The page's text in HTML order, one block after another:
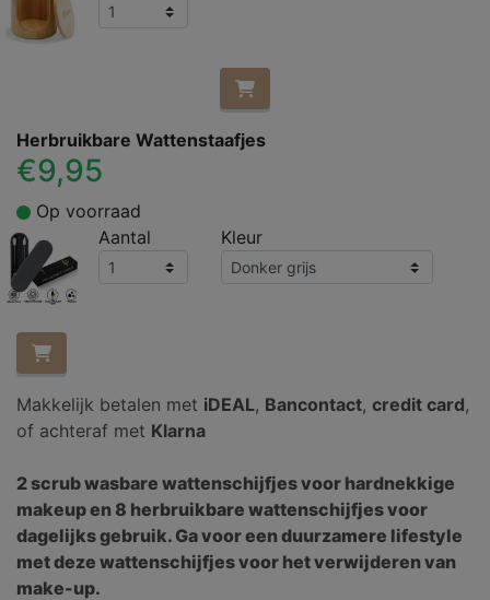
Herbruikbare Wattenstaafjes
€9,95
Op voorraad
Aantal
Kleur
Makkelijk betalen met iDEAL, Bancontact, credit card,
of achteraf met Klarna
2 scrub wasbare wattenschijfjes voor hardnekkige
makeup en 8 herbruikbare wattenschijfjes voor
dagelijks gebruik. Ga voor een duurzamere lifestyle
met deze wattenschijfjes voor het verwijderen van
make-up.